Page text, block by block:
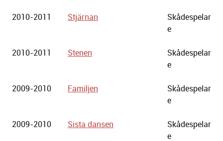
2010-2011 Stjärnan
Skådespelar
e
2010-2011 Stenen
Skådespelar
e
2009-2010 Familjen
Skådespelar
e
2009-2010 Sista dansen
Skådespelar
e